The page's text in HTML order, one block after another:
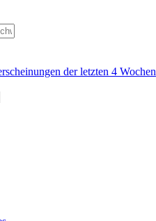
der letzten 4 Wochen